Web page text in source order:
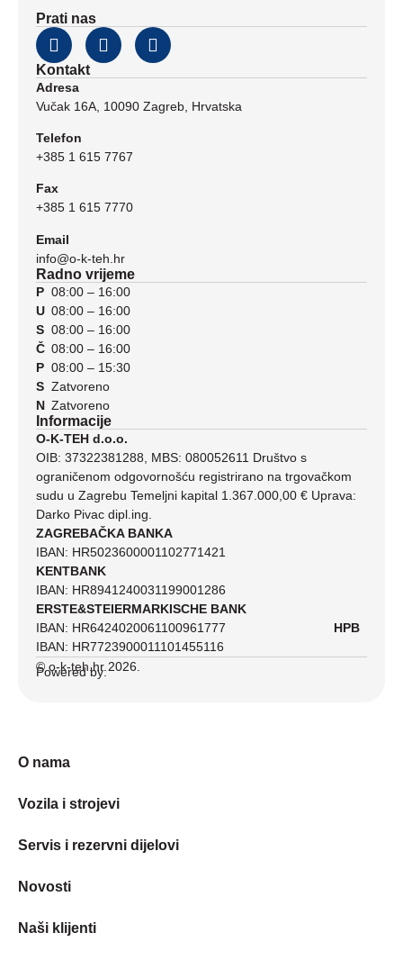
Prati nas
Kontakt
Adresa
Vučak 16A, 10090 Zagreb, Hrvatska
Telefon
+385 1 615 7767
Fax
+385 1 615 7770
Email
info@o-k-teh.hr
Radno vrijeme
P
U
S
Č
P
S
N
08:00 – 16:00
08:00 – 16:00
08:00 – 16:00
08:00 – 16:00
08:00 – 15:30
Zatvoreno
Zatvoreno
Informacije
O-K-TEH d.o.o.
OIB: 37322381288, MBS: 080052611 Društvo s
ograničenom odgovornošću registrirano na trgovačkom
sudu u Zagrebu Temeljni kapital 1.367.000,00 € Uprava:
Darko Pivac dipl.ing.
ZAGREBAČKA BANKA
IBAN: HR5023600001102771421
KENTBANK
IBAN: HR8941240031199001286
ERSTE&STEIERMARKISCHE BANK
IBAN: HR6424020061100961777 HPB
IBAN: HR7723900011101455116
© o-k-teh.hr 2026.
Powered by:
O nama
Vozila i strojevi
Servis i rezervni dijelovi
Novosti
Naši klijenti